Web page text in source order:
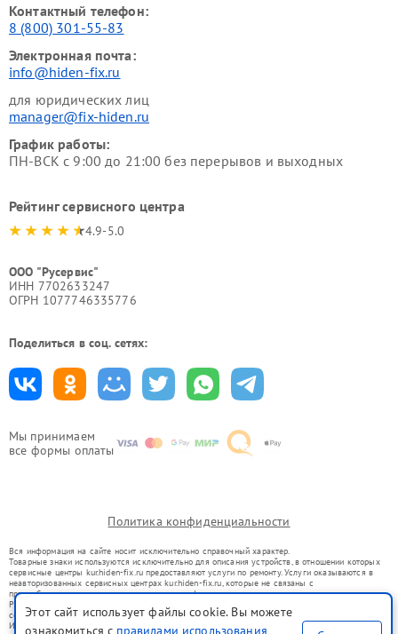
Мы принимаем
все формы оплаты
Контактный телефон:
8 (800) 301-55-83
Электронная почта:
info@hiden-fix.ru
для юридических лиц
manager@fix-hiden.ru
График работы:
ПН-ВСК с 9:00 до 21:00 без перерывов и выходных
Рейтинг сервисного центра
4.9-5.0
ООО "Русервис"
ИНН 7702633247
ОГРН 1077746335776
Поделиться в соц. сетях:
Политика конфиденциальности
Вся информация на сайте носит исключительно справочный характер.
Товарные знаки используются исключительно для описания устройств, в отношении которых
сервисные центры kur.hiden-fix.ru предоставляют услуги по ремонту. Услуги оказываются в
неавторизованных сервисных центрах kur.hiden-fix.ru, которые не связаны с
правообладателями товарных знаков или их официальными представителями.
Ремонт осуществляется для устройств, уже введенных в гражданский оборот в соответствии
со статьей 1487 ГК РФ.
Использование товарных знаков не преследует цели индивидуализации услуг или введения
Этот сайт использует файлы cookie. Вы можете
ознакомиться с правилами использования